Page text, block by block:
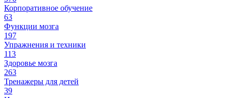
Корпоративное обучение
63
Функции мозга
197
Упражнения и техники
113
Здоровье мозга
263
Тренажеры для детей
39